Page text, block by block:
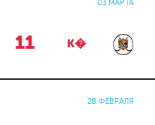
03 МАРТА
11 К�
28 ФЕВРАЛЯ